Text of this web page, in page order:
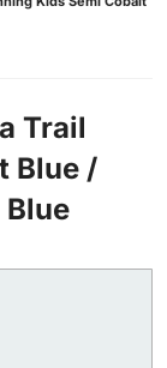
Trail
Blue /